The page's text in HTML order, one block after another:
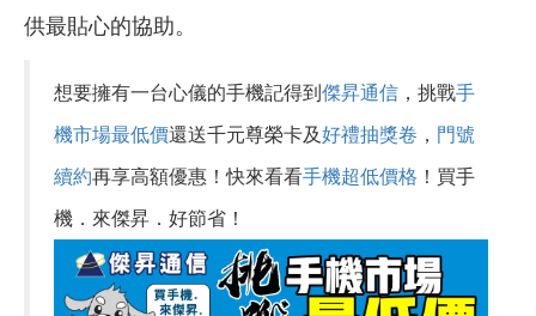
供最貼心的協助。
想要擁有一台心儀的手機記得到 傑昇通信 ，挑戰手
機市場最低價還送千元尊榮卡及好禮抽獎卷 ， 門號
續約再享高額優惠！快來看看手機超低價格 ！買手
機．來傑昇．好節省！